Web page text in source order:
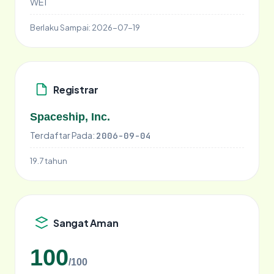
Berlaku Sampai: 2026-07-19
Registrar
Spaceship, Inc.
Terdaftar Pada: 2006-09-04
19.7 tahun
Sangat Aman
100/100